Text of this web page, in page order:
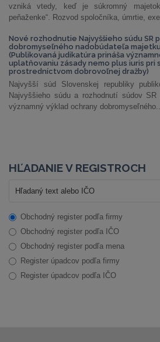
vzniká vtedy, keď je súkromný
peňaženke“. Rozvod spoločníka, úmrtie,
Nové rozhodnutie Najvyššieho súdu SR
dobromyseľného nadobúdateľa
(Publikovaná judikatúra prináša
uplatňovaniu zásady nemo plus iuris pri
prostredníctvom dobrovoľnej dražby)
Najvyšší súd Slovenskej republiky
Najvyššieho súdu a rozhodnutí súdov SR
významný výklad ochrany
HĽADANIE V REGISTROCH
Obchodný register podľa firmy
Obchodný register podľa IČO
Obchodný register podľa mena
Register úpadcov podľa firmy
Register úpadcov podľa IČO